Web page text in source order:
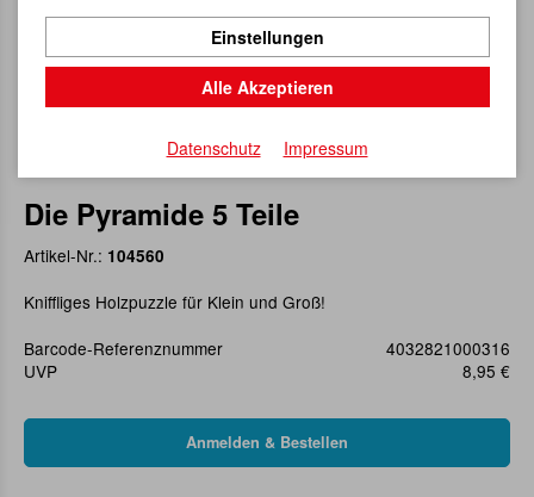
Die Pyramide 5 Teile
Artikel-Nr.: 104560
Kniffliges Holzpuzzle für Klein und Groß!
Barcode-Referenznummer
4032821000316
UVP
8,95 €
Einstellungen
Alle Akzeptieren
Datenschutz Impressum